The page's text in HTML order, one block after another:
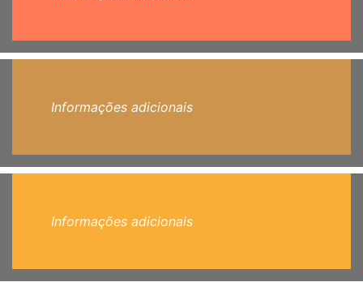
Informações adicionais
Informações adicionais